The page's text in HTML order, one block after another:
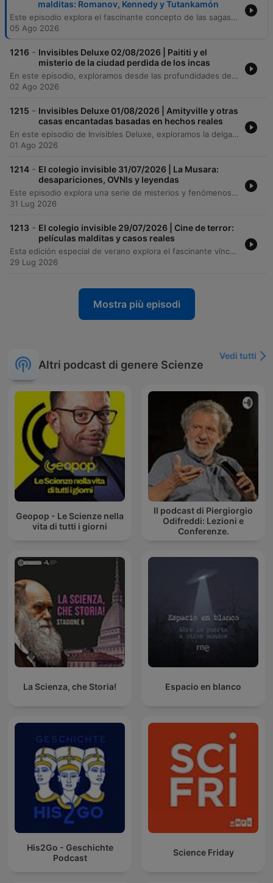
malditas: Romanov, Kennedy y Tutankamón
Este episodio explora el fascinante concepto de las sagas familiares malditas, analizando la trágica historia de los Romanov y la supuesta desgracia vinculada a los huevos Fabergé. A través de un recorrido histórico, se examinan las tragedias que han marcado a dinastías como los Kennedy, los Habsburgo y los Grimaldi, así como leyendas sobre figuras como Rasputín y Bruce Lee. Asimismo, el programa profundiza en el misticismo del antiguo Egipto, abordando el descubrimiento de la tumba de Tutankamón, la leyenda de la maldición de Lord Carnarvon y el simbolismo de los amuletos protectores. El relato concluye desmitificando diversos relatos sobre el mal de ojo y las supuestas maldiciones arqueológicas, señalando cómo la prensa y la cultura popular han transformado hechos históricos en leyendas urbanas.
05 Ago 2026
1216 - Invisibles Deluxe 02/08/2026 | Paititi y el
misterio de la ciudad perdida de los incas
En este episodio, exploramos desde las profundidades de la selva amazónica hasta los misterios urbanos de Europa. Iniciamos con una entrevista al explorador Diego Cortijo sobre sus expediciones en Madre de Dios, la búsqueda del mito de Paititi y hallazgos arqueológicos como los petroglifos de Pusharo. Posteriormente, analizamos la ciencia y el simbolismo de las pesadillas junto al autor Enrique Ramos, abordando desde la parálisis del sueño hasta su presencia en el reino animal. El viaje concluye con el descubrimiento de la 'chincana' en Cusco y un recorrido por los secretos históricos, leyendas religiosas y misterios de Nápoles.
02 Ago 2026
1215 - Invisibles Deluxe 01/08/2026 | Amityville y otras
casas encantadas basadas en hechos reales
En este episodio de Invisibles Deluxe, exploramos la delgada línea entre la realidad y el mito. Desde el misterio del 'monstruo de las cloacas de Sabadell' hasta las leyendas urbanas que perduran en nuestra memoria, analizamos cómo los hallazgos científicos y las interpretaciones erróneas moldean nuestra percepción del mundo. El viaje continúa a través de las expediciones de Josep María Palau por la Amazonía, revelando descubrimientos arqueológicos y civilizaciones perdidas, para luego transitar entre el terror de las casas malditas en el cine y las fascinantes conexiones entre la música y el fenómeno ovni.
01 Ago 2026
1214 - El colegio invisible 31/07/2026 | La Musara:
desapariciones, OVNIs y leyendas
Este episodio explora una serie de misterios y fenómenos paranormales que conectan España y Colombia. Desde las leyendas de brujas, dimensiones paralelas y anomalías temporales en el pueblo abandonado de La Musara (Tarragona), hasta casos de desapariciones inexplicables como la del niño pintor de Málaga o encuentros con objetos voladores en Montserrat. La narrativa se traslada al Salto de Tequendama en Colombia, analizando su trágica historia de suicidios, leyendas de sacrificios indígenas y la presencia de presencias espirituales. El recorrido concluye examinando cómo la violencia y el conflicto han moldeado mitos modernos, incluyendo la mitificación de figuras criminales y rituales de supervivencia.
31 Lug 2026
1213 - El colegio invisible 29/07/2026 | Cine de terror:
películas malditas y casos reales
Esta edición especial de verano explora el fascinante vínculo entre el cine de terror y la realidad, analizando supuestas maldiciones en producciones como 'La profecía' y 'Poltergeist'. El programa recorre fenómenos paranormales, desde el caso de 'The Entity' hasta las investigaciones sobre el polvo zombi en Haití y los misterios de la ufología en la España de los años 70. Asimismo, se profundiza en el folclore y la mitología, abordando el fenómeno de las caras de Belmez, la historia de la familia Perron y las raíces de la licantropía. El episodio concluye analizando las leyendas del hombre lobo en Galicia, explorando desde explicaciones médicas como la hipertricosis hasta el impactante caso criminal de Manuel Blanco Rohena.
29 Lug 2026
Mostra più episodi
Altri podcast di genere Scienze
Vedi tutti
Geopop - Le Scienze nella
vita di tutti i giorni
Il podcast di Piergiorgio
Odifreddi: Lezioni e
Conferenze.
La Scienza, che Storia! Espacio en blanco
His2Go - Geschichte
Podcast
Science Friday